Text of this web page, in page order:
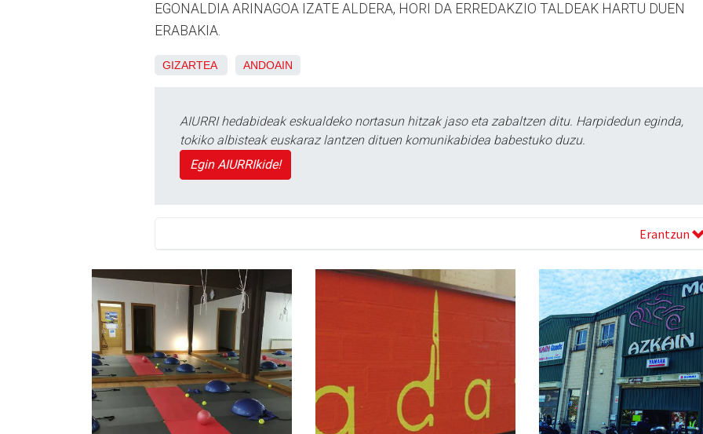
EGONALDIA ARINAGOA IZATE ALDERA, HORI DA ERREDAKZIO TALDEAK HARTU DUEN
ERABAKIA.
GIZARTEA ANDOAIN
AIURRI hedabideak eskualdeko nortasun hitzak jaso eta zabaltzen ditu. Harpidedun eginda,
tokiko albisteak euskaraz lantzen dituen komunikabidea babestuko duzu.
Egin AIURRIkide!
Erantzun